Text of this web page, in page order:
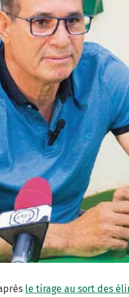
le tirage au sort des